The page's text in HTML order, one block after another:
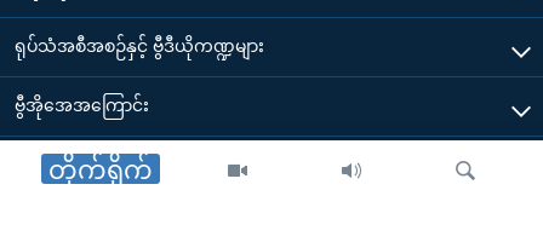
တိုက်ရိုက်
ရုပ်သံအစီအစဉ်နှင့် ဗွီဒီယိုကဏ္ဍများ
ဗွီအိုအေအကြောင်း
ဗွီအိုအေ မိုဘိုင်းလ်အက်ပ်များ ဒေါင်းလုတ်ယူရန်